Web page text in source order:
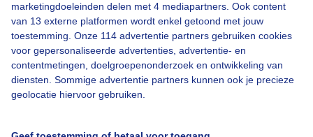
marketingdoeleinden delen met 4 mediapartners. Ook content
van 13 externe platformen wordt enkel getoond met jouw
toestemming. Onze 114 advertentie partners gebruiken cookies
voor gepersonaliseerde advertenties, advertentie- en
contentmetingen, doelgroepenonderzoek en ontwikkeling van
diensten. Sommige advertentie partners kunnen ook je precieze
geolocatie hiervoor gebruiken.
Over Buienradar